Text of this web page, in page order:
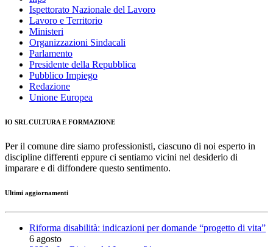
Ispettorato Nazionale del Lavoro
Lavoro e Territorio
Ministeri
Organizzazioni Sindacali
Parlamento
Presidente della Repubblica
Pubblico Impiego
Redazione
Unione Europea
IO SRL CULTURA E FORMAZIONE
Per il comune dire siamo professionisti, ciascuno di noi esperto in
discipline differenti eppure ci sentiamo vicini nel desiderio di
imparare e di diffondere questo sentimento.
Ultimi aggiornamenti
Riforma disabilità: indicazioni per domande “progetto di vita”
6 agosto